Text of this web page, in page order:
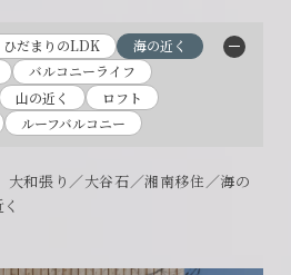
ひだまりのLDK
海の近く
バルコニーライフ
山の近く
ロフト
ルーフバルコニー
大和張り／大谷石／湘南移住／海の